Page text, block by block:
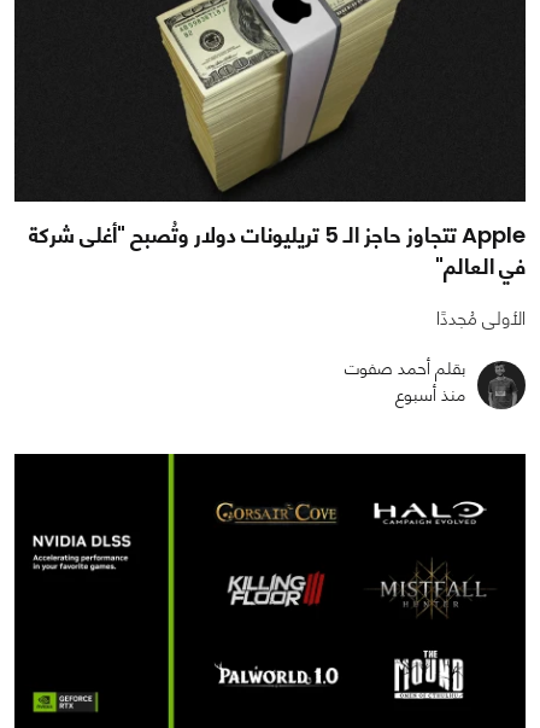
Apple تتجاوز حاجز الـ 5 تريليونات دولار وتُصبح "أغلى شركة
في العالم"
الأولى مُجددًا
بقلم أحمد صفوت
منذ أسبوع